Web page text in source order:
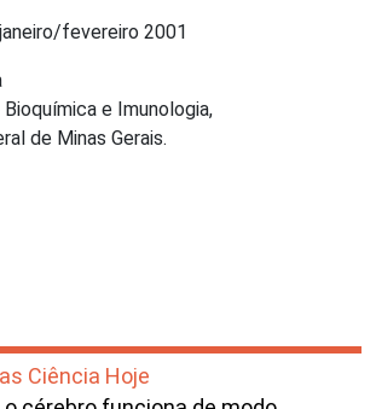
fevereiro 2001
e Imunologia,
de Minas Gerais.
Ciência Hoje